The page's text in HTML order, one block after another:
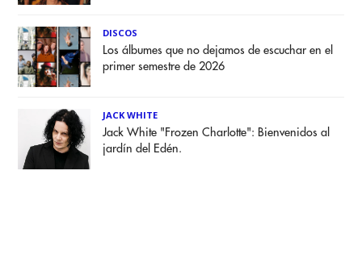
DISCOS
Los álbumes que no dejamos de escuchar en el
primer semestre de 2026
JACK WHITE
Jack White "Frozen Charlotte": Bienvenidos al
jardín del Edén.